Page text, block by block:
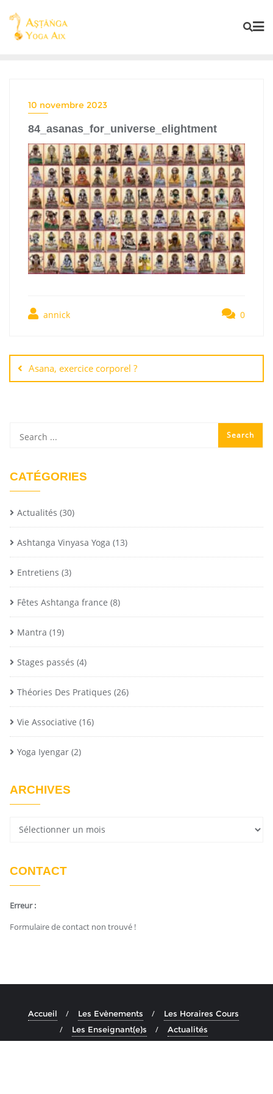
10 novembre 2023
84_asanas_for_universe_elightment
annick 0
Asana, exercice corporel ?
CATÉGORIES
Actualités (30)
Ashtanga Vinyasa Yoga (13)
Entretiens (3)
Fêtes Ashtanga france (8)
Mantra (19)
Stages passés (4)
Théories Des Pratiques (26)
Vie Associative (16)
Yoga Iyengar (2)
ARCHIVES
CONTACT
Erreur :
Formulaire de contact non trouvé !
Accueil Les Evènements
Les Horaires Cours
Les Enseignant(e)s
Actualités